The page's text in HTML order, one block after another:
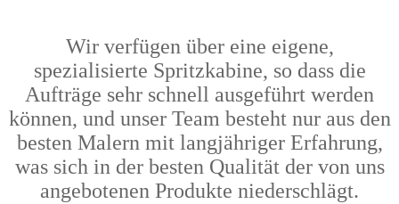
Wir verfügen über eine eigene,
spezialisierte Spritzkabine, so dass die
Aufträge sehr schnell ausgeführt werden
können, und unser Team besteht nur aus den
besten Malern mit langjähriger Erfahrung,
was sich in der besten Qualität der von uns
angebotenen Produkte niederschlägt.